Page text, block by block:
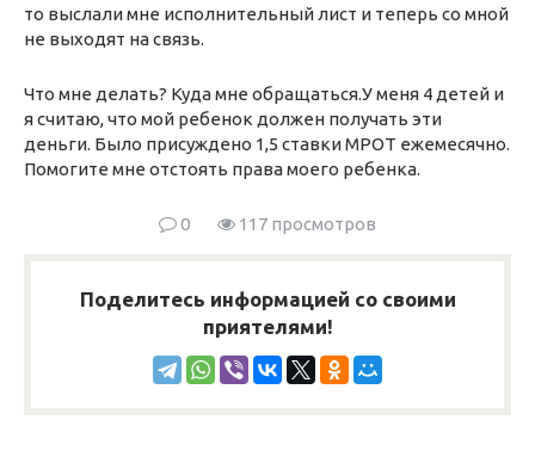
то выслали мне исполнительный лист и теперь со мной
не выходят на связь.
Что мне делать? Куда мне обращаться.У меня 4 детей и
я считаю, что мой ребенок должен получать эти
деньги. Было присуждено 1,5 ставки МРОТ ежемесячно.
Помогите мне отстоять права моего ребенка.
0 117 просмотров
Поделитесь информацией со своими
приятелями!